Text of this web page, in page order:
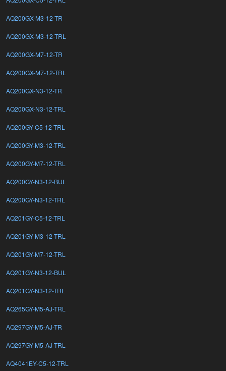
AQ200GX-M3-12-TR
AQ200GX-M3-12-TRL
AQ200GX-M7-12-TR
AQ200GX-M7-12-TRL
AQ200GX-N3-12-TR
AQ200GX-N3-12-TRL
AQ200GY-C5-12-TRL
AQ200GY-M3-12-TRL
AQ200GY-M7-12-TRL
AQ200GY-N3-12-BUL
AQ200GY-N3-12-TRL
AQ201GY-C5-12-TRL
AQ201GY-M3-12-TRL
AQ201GY-M7-12-TRL
AQ201GY-N3-12-BUL
AQ201GY-N3-12-TRL
AQ265GY-M5-AJ-TRL
AQ297GY-M5-AJ-TR
AQ297GY-M5-AJ-TRL
AQ4041EY-C5-12-TRL